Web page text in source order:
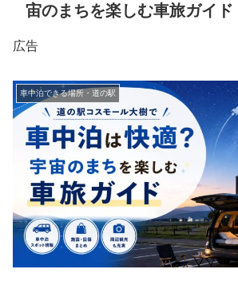
宙のまちを楽しむ車旅ガイド
広告
車中泊できる場所・道の駅